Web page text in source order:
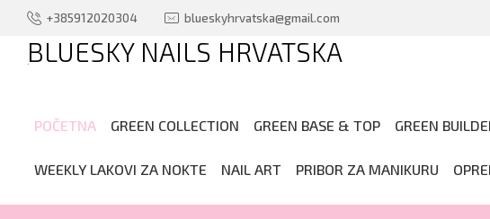
+385912020304 blueskyhrvatska@gmail.com
BLUESKY NAILS HRVATSKA
POČETNA GREEN COLLECTION GREEN BASE & TOP GREEN
WEEKLY LAKOVI ZA NOKTE NAIL ART PRIBOR ZA MANIKURU